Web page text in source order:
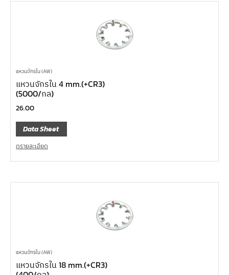
แหวนจักรใน (AW)
แหวนจักรใน 4 mm.(+CR3)
(5000/กล)
26.00
Data Sheet
ดูรายละเอียด
แหวนจักรใน (AW)
แหวนจักรใน 18 mm.(+CR3)